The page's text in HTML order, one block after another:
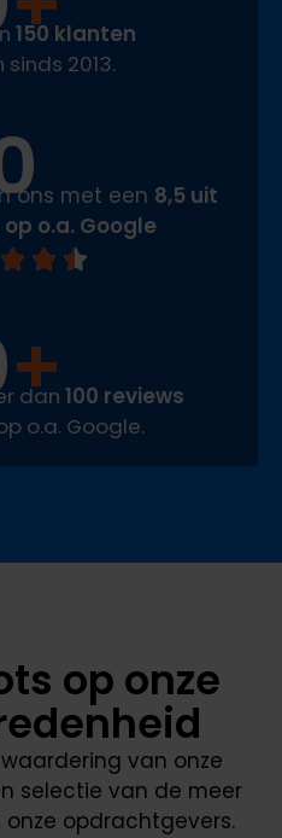
150 klanten
2013.
ons met een 8,5 uit
o.a. Google
+
dan 100 reviews
o.a. Google.
op onze
van onze
selectie van de meer
onze opdrachtgevers.